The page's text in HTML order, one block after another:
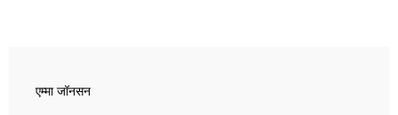
एम्मा जॉनसन